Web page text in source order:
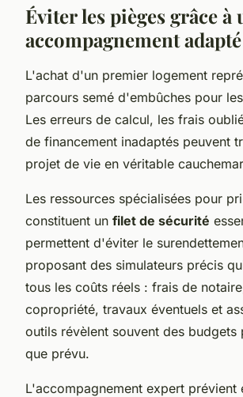
Éviter les pièges grâce à
accompagnement adapté
L'achat d'un premier logement
parcours semé d'embûches pour
Les erreurs de calcul, les frais
de financement inadaptés peuvent
projet de vie en véritable
Les ressources spécialisées pour
constituent un filet de sécurité
permettent d'éviter le
proposant des simulateurs précis
tous les coûts réels : frais de
copropriété, travaux éventuels et
outils révèlent souvent des budgets
que prévu.
L'accompagnement expert prévient